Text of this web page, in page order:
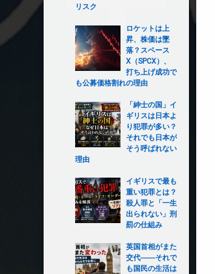
リスク
ロケットは上
昇、株価は墜
落？スペース
X（SPCX）、
打ち上げ成功で
も公募価格割れの理由
「紳士の国」イ
ギリスは日本よ
り犯罪が多い？
それでも日本が
そう呼ばれない
理由
イギリスで最も
重い犯罪とは？
殺人罪と「一生
出られない」刑
罰の仕組み
英国首相がまた
交代――それで
も国民の生活は